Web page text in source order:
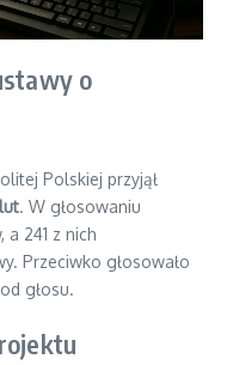
o
Polskiej przyjął
. W głosowaniu
a 241 z nich
Przeciwko głosowało
głosu.